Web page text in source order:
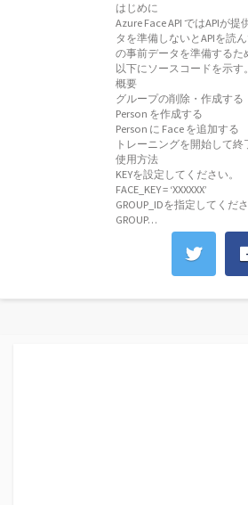
日
リ
ー
はじめに
Azure Face API ではAPIが
タを準備しないとAPIを読
の事前データを準備する
以下にソースコードを示す。
概要
グループの削除・作成する
Person を作成する
Person に Face を追加する
トレーニングを開始して終
使用方法
KEYを設定してください。
FACE_KEY = ‘XXXXXX’
GROUP_IDを指定してくださ
GROUP…